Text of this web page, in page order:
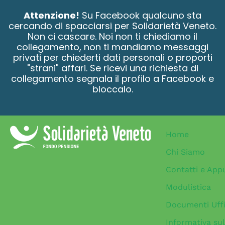
Attenzione! Su Facebook qualcuno sta
cercando di spacciarsi per Solidarietà Veneto.
Non ci cascare. Noi non ti chiediamo il
collegamento, non ti mandiamo messaggi
privati per chiederti dati personali o proporti
"strani" affari. Se ricevi una richiesta di
collegamento segnala il profilo a Facebook e
bloccalo.
Home
Chi Siamo
Contatti e
Modulistica
Documenti
Informativa